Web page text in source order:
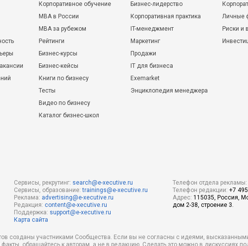
Корпоративное обучение
MBA в России
MBA за рубежом
Рейтинги
Бизнес-курсы
Бизнес-кейсы
Книги по бизнесу
Тесты
Видео по бизнесу
Каталог бизнес-школ
Бизнес-лидерство
Корпоративная практика
IT-менеджмент
Маркетинг
Продажи
IT для бизнеса
Exemarket
Энциклопедия менеджера
Личные
Риски и
Сервисы, рекрутинг: search@e-xecutive.ru
Сервисы, образование:trainings@e-xecutive.ru
Реклама: advertising@e-xecutive.ru
Редакция: content@e-xecutive.ru
Поддержка: support@e-xecutive.ru
Карта сайта
Телефон отдела рекламы:
Телефон редакции: +7
Адрес: 115035, Россия,
дом 2-38, строение 3.
созданы участниками Сообщества. Если вы не согласны с идеями, высказанными
факты, обращайтесь к авторам, а не в редакцию. Сделать это можно в дискуссиях